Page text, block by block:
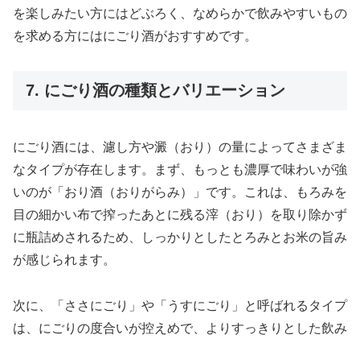
を楽しみたい方にはどぶろく、なめらかで飲みやすいもの
を求める方にはにごり酒がおすすめです。
7. にごり酒の種類とバリエーション
にごり酒には、濾し方や澱（おり）の量によってさまざま
なタイプが存在します。まず、もっとも濃厚で味わいが強
いのが「おり酒（おりがらみ）」です。これは、もろみを
目の細かい布で搾ったあとに残る滓（おり）を取り除かず
に瓶詰めされるため、しっかりとしたとろみとお米の旨み
が感じられます。
次に、「ささにごり」や「うすにごり」と呼ばれるタイプ
は、にごりの度合いが控えめで、よりすっきりとした飲み